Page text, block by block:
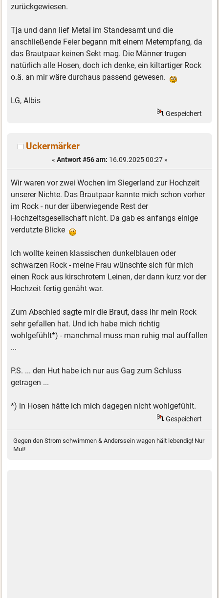
zurückgewiesen.
Tja und dann lief Metal im Standesamt und die
anschließende Feier begann mit einem Metempfang, da
das Brautpaar keinen Sekt mag. Die Männer trugen
natürlich alle Hosen, doch ich denke, ein kiltartiger Rock
o.ä. an mir wäre durchaus passend gewesen.
LG, Albis
Gespeichert
Uckermärker
« Antwort #56 am: 16.09.2025 00:27 »
Wir waren vor zwei Wochen im Siegerland zur Hochzeit
unserer Nichte. Das Brautpaar kannte mich schon vorher
im Rock - nur der überwiegende Rest der
Hochzeitsgesellschaft nicht. Da gab es anfangs einige
verdutzte Blicke
Ich wollte keinen klassischen dunkelblauen oder
schwarzen Rock - meine Frau wünschte sich für mich
einen Rock aus kirschrotem Leinen, der dann kurz vor der
Hochzeit fertig genäht war.
Zum Abschied sagte mir die Braut, dass ihr mein Rock
sehr gefallen hat. Und ich habe mich richtig
wohlgefühlt*) - manchmal muss man ruhig mal auffallen
...
P.S. ... den Hut habe ich nur aus Gag zum Schluss
getragen ...
*) in Hosen hätte ich mich dagegen nicht wohlgefühlt.
Gespeichert
Gegen den Strom schwimmen & Anderssein wagen hält lebendig! Nur
Mut!